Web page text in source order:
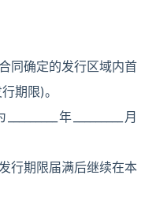
同确定的发行区域内首
期限)。
年_________月
行期限届满后继续在本